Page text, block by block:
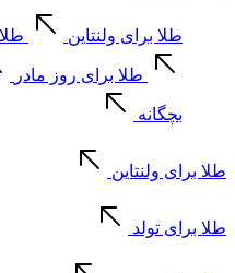
طلا برای ولنتاین
طلا برای روز مادر
بچگانه
طلا برای ولنتاین
طلا برای تولد